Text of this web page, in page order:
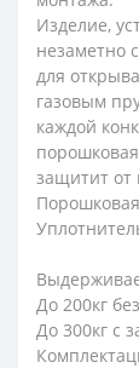
Изделие,
незаметно
для
газовым
каждой
защитит от
До 200кг
До 300кг с